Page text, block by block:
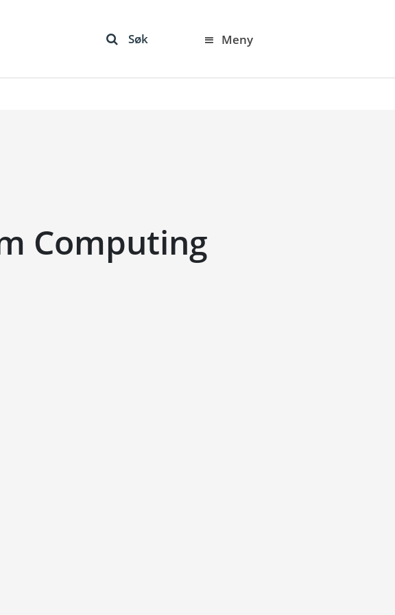
Søk Meny
Computing